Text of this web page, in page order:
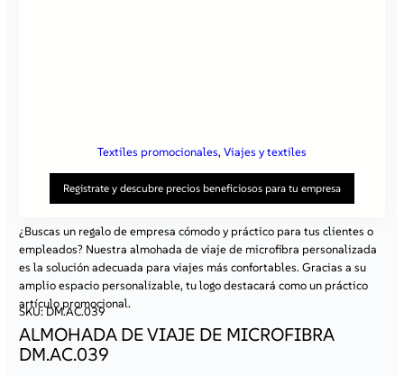
Textiles promocionales, Viajes y textiles
Registrate y descubre precios beneficiosos para tu empresa
Al registrarte en nuestro sitio, obtienes:
Precios atractivos– al iniciar sesión, tendrás acceso a
ofertas especiales disponibles solo para clientes
registrados.
Contacto individual con un representante
especialista dedicado te ayudará a resolver todas tus
dudas y te asesorará en la elección de las mejores
soluciones.
¿Buscas un regalo de empresa cómodo y práctico para tus clientes o
empleados? Nuestra almohada de viaje de microfibra personalizada
es la solución adecuada para viajes más confortables. Gracias a su
amplio espacio personalizable, tu logo destacará como un práctico
artículo promocional.
SKU: DM.AC.039
ALMOHADA DE VIAJE DE MICROFIBRA
DM.AC.039